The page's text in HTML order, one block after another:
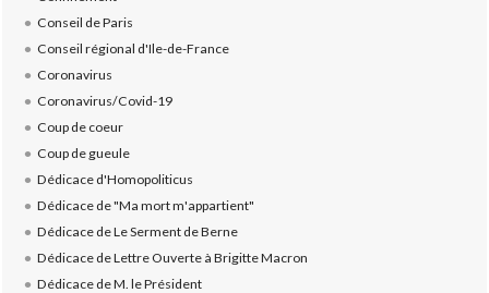
Conseil de Paris
Conseil régional d'Ile-de-France
Coronavirus
Coronavirus/Covid-19
Coup de coeur
Coup de gueule
Dédicace d'Homopoliticus
Dédicace de "Ma mort m'appartient"
Dédicace de Le Serment de Berne
Dédicace de Lettre Ouverte à Brigitte Macron
Dédicace de M. le Président